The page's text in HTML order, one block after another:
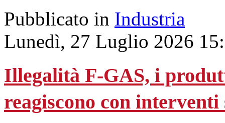
Pubblicato in Industria
Lunedì, 27 Luglio 2026
Illegalità F-GAS, i
reagiscono con interventi